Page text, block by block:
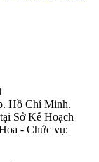
Hồ Chí Minh.
Sở Kế Hoạch
- Chức vụ: